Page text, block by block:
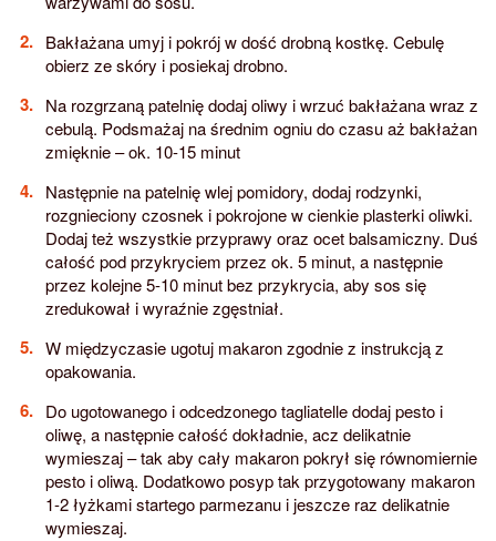
Bakłażana umyj i pokrój w dość drobną kostkę. Cebulę
obierz ze skóry i posiekaj drobno.
Na rozgrzaną patelnię dodaj oliwy i wrzuć bakłażana wraz z
cebulą. Podsmażaj na średnim ogniu do czasu aż bakłażan
zmięknie – ok. 10-15 minut
Następnie na patelnię wlej pomidory, dodaj rodzynki,
rozgnieciony czosnek i pokrojone w cienkie plasterki oliwki.
Dodaj też wszystkie przyprawy oraz ocet balsamiczny. Duś
całość pod przykryciem przez ok. 5 minut, a następnie
przez kolejne 5-10 minut bez przykrycia, aby sos się
zredukował i wyraźnie zgęstniał.
W międzyczasie ugotuj makaron zgodnie z instrukcją z
opakowania.
Do ugotowanego i odcedzonego tagliatelle dodaj pesto i
oliwę, a następnie całość dokładnie, acz delikatnie
wymieszaj – tak aby cały makaron pokrył się równomiernie
pesto i oliwą. Dodatkowo posyp tak przygotowany makaron
1-2 łyżkami startego parmezanu i jeszcze raz delikatnie
wymieszaj.